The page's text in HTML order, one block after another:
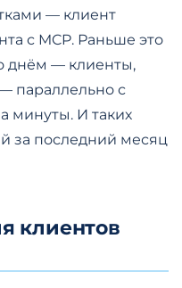
— клиент
с MCP. Раньше это
днём — клиенты,
параллельно с
минуты. И таких
за последний месяц
клиентов